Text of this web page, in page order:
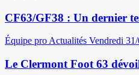
CF63/GF38 : Un dernier
Équipe pro Actualités Vendredi
Le Clermont Foot 63